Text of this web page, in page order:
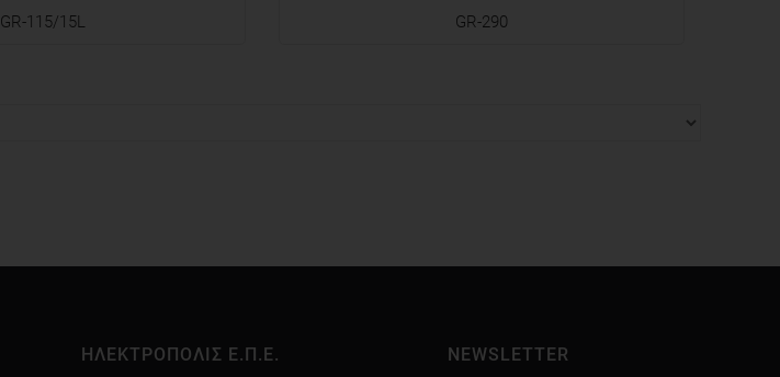
GR-115/15L GR-290
ΗΛΕΚΤΡΟΠΟΛΙΣ Ε.Π.Ε. NEWSLETTER